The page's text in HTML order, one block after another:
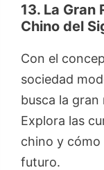
13. La Gran
Chino del
Con el
sociedad
busca la gran
Explora las
chino y cómo
futuro.